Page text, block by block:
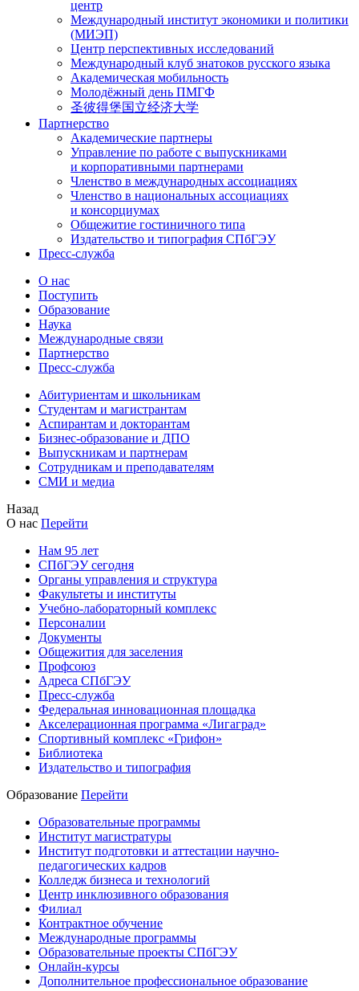
центр
Международный институт экономики и политики
(МИЭП)
Центр перспективных исследований
Международный клуб знатоков русского языка
Академическая мобильность
Молодёжный день ПМГФ
圣彼得堡国立经济大学
Партнерство
Академические партнеры
Управление по работе с выпускниками
и корпоративными партнерами
Членство в международных ассоциациях
Членство в национальных ассоциациях
и консорциумах
Общежитие гостиничного типа
Издательство и типография СПбГЭУ
Пресс-служба
О нас
Поступить
Образование
Наука
Международные связи
Партнерство
Пресс-служба
Абитуриентам и школьникам
Студентам и магистрантам
Аспирантам и докторантам
Бизнес-образование и ДПО
Выпускникам и партнерам
Сотрудникам и преподавателям
СМИ и медиа
Назад
О нас Перейти
Нам 95 лет
СПбГЭУ сегодня
Органы управления и структура
Факультеты и институты
Учебно-лабораторный комплекс
Персоналии
Документы
Общежития для заселения
Профсоюз
Адреса СПбГЭУ
Пресс-служба
Федеральная инновационная площадка
Акселерационная программа «Лигаград»­­
Спортивный комплекс «Грифон»
Библиотека
Издательство и типография
Образование Перейти
Образовательные программы
Институт магистратуры
Институт подготовки и аттестации научно-
педагогических кадров
Колледж бизнеса и технологий
Центр инклюзивного образования
Филиал
Контрактное обучение
Международные программы
Образовательные проекты СПбГЭУ
Онлайн-курсы
Дополнительное профессиональное образование